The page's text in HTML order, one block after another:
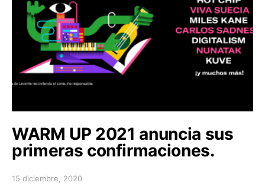
WARM UP 2021 anuncia sus
primeras confirmaciones.
Posted on
15 diciembre, 2020